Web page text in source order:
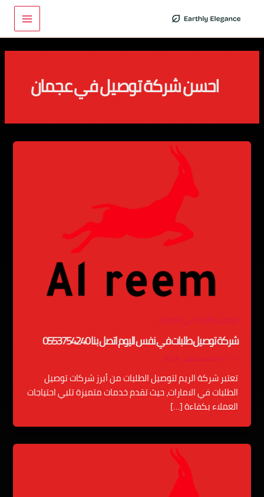
المحتوى
Main
Menu
احسن شركة توصيل في عجمان
توصيل طلبات في الامارات
شركة توصيل طلبات في نفس اليوم اتصل بنا 0553754240
admin/ 17 سبتمبر، 2024
تعتبر شركة الريم لتوصيل الطلبات من أبرز شركات توصيل
الطلبات في الامارات، حيث تقدم خدمات متميزة تلبي احتياجات
العملاء بكفاءة […]